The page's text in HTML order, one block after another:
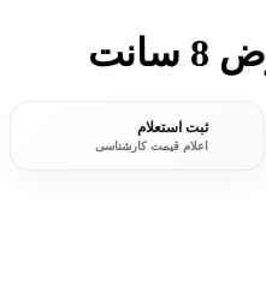
ثبت استعلام
اعلام قیمت کارشناسی